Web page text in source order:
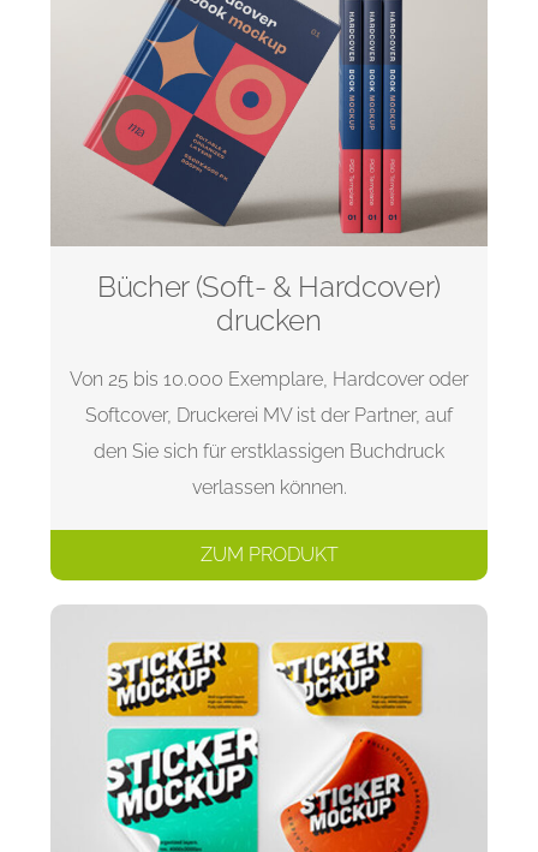
Bücher (Soft- & Hardcover)
drucken
Von 25 bis 10.000 Exemplare, Hardcover oder
Softcover, Druckerei MV ist der Partner, auf
den Sie sich für erstklassigen Buchdruck
verlassen können.
ZUM PRODUKT